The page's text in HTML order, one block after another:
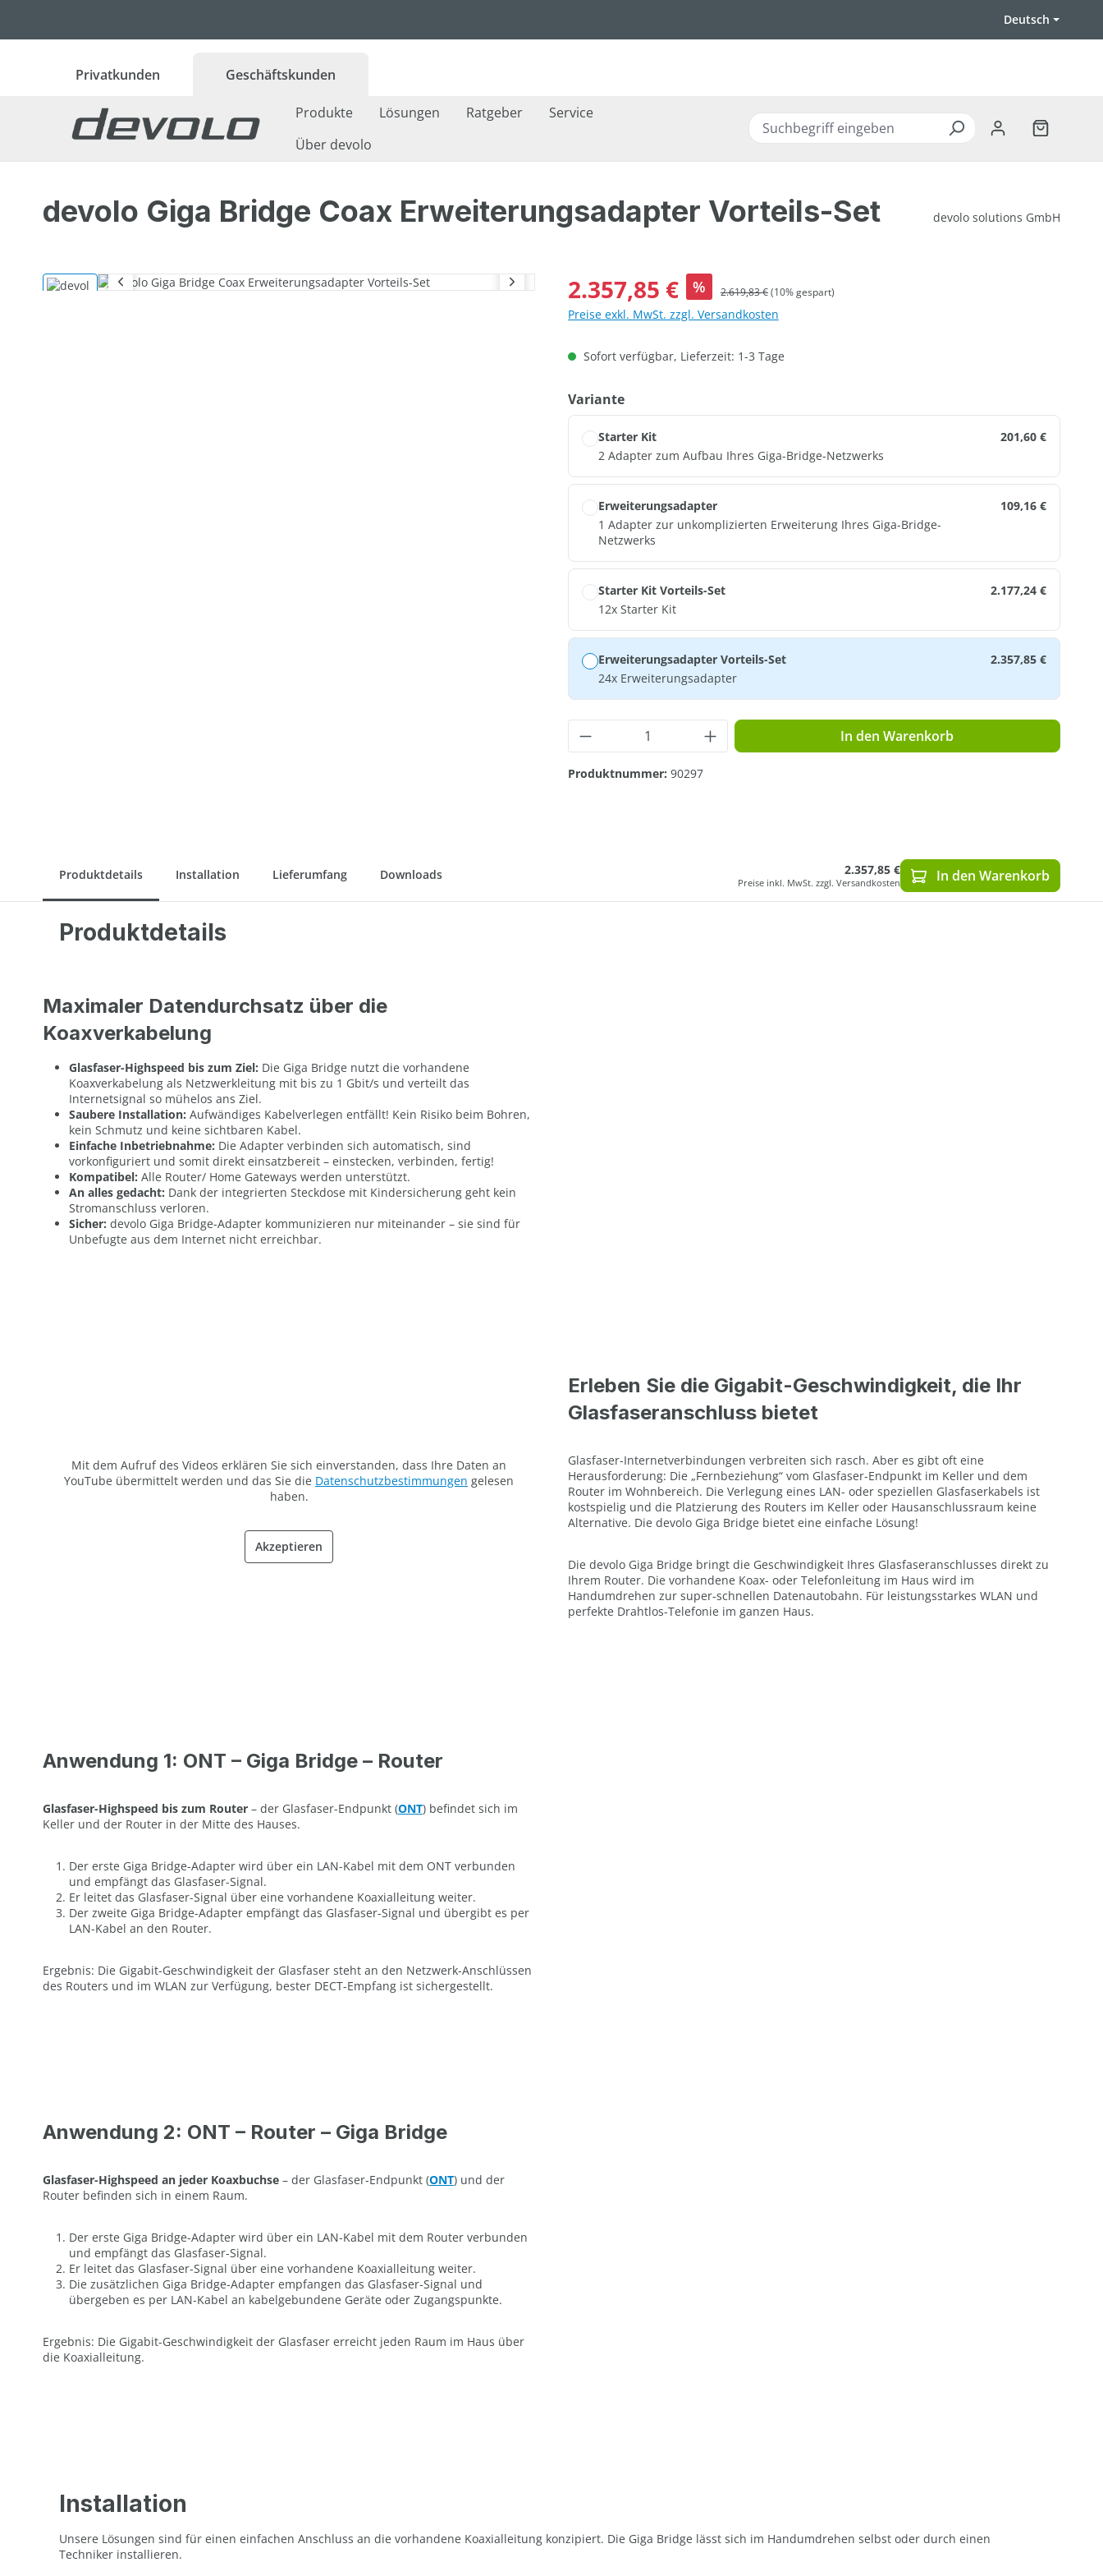
Deutsch
Privatkunden Geschäftskunden
Produkte Lösungen Ratgeber
Service
Über devolo
devolo Giga Bridge Coax Erweiterungsadapter Vorteils-Set devolo solutions GmbH
Bildergalerie überspringen Verkaufspreis:
2.357,85 € % Regulärer Preis:
2.619,83 €(10% gespart)
Preise exkl. MwSt. zzgl. Versandkosten
Sofort verfügbar, Lieferzeit: 1-3 Tage
Varianteauswählen
Starter Kit
2 Adapter zum Aufbau Ihres Giga-Bridge-Netzwerks
201,60 €
Erweiterungsadapter
1 Adapter zur unkomplizierten Erweiterung Ihres Giga-Bridge-
Netzwerks
109,16 €
Starter Kit Vorteils-Set
12x Starter Kit
2.177,24 €
Erweiterungsadapter Vorteils-Set
24x Erweiterungsadapter
2.357,85 €
Produkt Anzahl: Gib den gewünschten Wert ein oder
In den Warenkorb
Produktnummer: 90297
Produktdetails Installation Lieferumfang Downloads 2.357,85 €
Preise inkl. MwSt. zzgl. Versandkosten In den Warenkorb
Produktdetails
Maximaler Datendurchsatz über die
Koaxverkabelung
Glasfaser-Highspeed bis zum Ziel: Die Giga Bridge nutzt die vorhandene
Koaxverkabelung als Netzwerkleitung mit bis zu 1 Gbit/s und verteilt das
Internetsignal so mühelos ans Ziel.
Saubere Installation: Aufwändiges Kabelverlegen entfällt! Kein Risiko beim Bohren,
kein Schmutz und keine sichtbaren Kabel.
Einfache Inbetriebnahme: Die Adapter verbinden sich automatisch, sind
vorkonfiguriert und somit direkt einsatzbereit – einstecken, verbinden, fertig!
Kompatibel: Alle Router/ Home Gateways werden unterstützt.
An alles gedacht: Dank der integrierten Steckdose mit Kindersicherung geht kein
Stromanschluss verloren.
Sicher: devolo Giga Bridge-Adapter kommunizieren nur miteinander – sie sind für
Unbefugte aus dem Internet nicht erreichbar.
Mit dem Aufruf des Videos erklären Sie sich einverstanden, dass Ihre Daten an
YouTube übermittelt werden und das Sie die Datenschutzbestimmungen gelesen
haben.
Akzeptieren
Erleben Sie die Gigabit-Geschwindigkeit, die Ihr
Glasfaseranschluss bietet
Glasfaser-Internetverbindungen verbreiten sich rasch. Aber es gibt oft eine
Herausforderung: Die „Fernbeziehung“ vom Glasfaser-Endpunkt im Keller und dem
Router im Wohnbereich. Die Verlegung eines LAN- oder speziellen Glasfaserkabels ist
kostspielig und die Platzierung des Routers im Keller oder Hausanschlussraum keine
Alternative. Die devolo Giga Bridge bietet eine einfache Lösung!
Die devolo Giga Bridge bringt die Geschwindigkeit Ihres Glasfaseranschlusses direkt zu
Ihrem Router. Die vorhandene Koax- oder Telefonleitung im Haus wird im
Handumdrehen zur super-schnellen Datenautobahn. Für leistungsstarkes WLAN und
perfekte Drahtlos-Telefonie im ganzen Haus.
Anwendung 1: ONT – Giga Bridge – Router
Glasfaser-Highspeed bis zum Router – der Glasfaser-Endpunkt (ONT) befindet sich im
Keller und der Router in der Mitte des Hauses.
Der erste Giga Bridge-Adapter wird über ein LAN-Kabel mit dem ONT verbunden
und empfängt das Glasfaser-Signal.
Er leitet das Glasfaser-Signal über eine vorhandene Koaxialleitung weiter.
Der zweite Giga Bridge-Adapter empfängt das Glasfaser-Signal und übergibt es per
LAN-Kabel an den Router.
Ergebnis: Die Gigabit-Geschwindigkeit der Glasfaser steht an den Netzwerk-Anschlüssen
des Routers und im WLAN zur Verfügung, bester DECT-Empfang ist sichergestellt.
Anwendung 2: ONT – Router – Giga Bridge
Glasfaser-Highspeed an jeder Koaxbuchse – der Glasfaser-Endpunkt (ONT) und der
Router befinden sich in einem Raum.
Der erste Giga Bridge-Adapter wird über ein LAN-Kabel mit dem Router verbunden
und empfängt das Glasfaser-Signal.
Er leitet das Glasfaser-Signal über eine vorhandene Koaxialleitung weiter.
Die zusätzlichen Giga Bridge-Adapter empfangen das Glasfaser-Signal und
übergeben es per LAN-Kabel an kabelgebundene Geräte oder Zugangspunkte.
Ergebnis: Die Gigabit-Geschwindigkeit der Glasfaser erreicht jeden Raum im Haus über
die Koaxialleitung.
Installation
Unsere Lösungen sind für einen einfachen Anschluss an die vorhandene Koaxialleitung konzipiert. Die Giga Bridge lässt sich im Handumdrehen selbst oder durch einen
Techniker installieren.